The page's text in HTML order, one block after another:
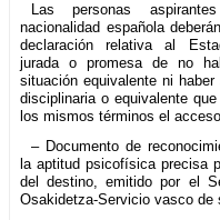
Las personas
nacionalidad española
declaración relativa al
jurada o promesa de no
situación equivalente ni
disciplinaria o equivalente
los mismos términos el
– Documento de
la aptitud psicofísica precisa
del destino, emitido por el
Osakidetza-Servicio vasco de